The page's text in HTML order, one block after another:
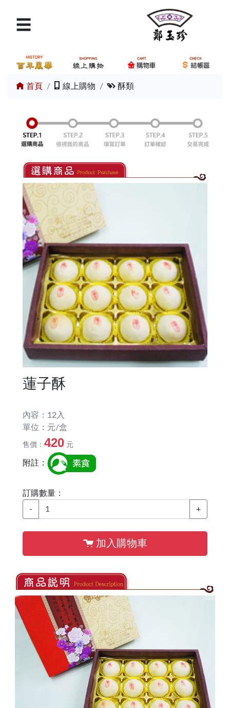
×
購物車
我要結帳
交通路線
訂單查詢
☰
首頁 線上購物 酥類
蓮子酥
內容：12入
單位：元/盒
售價：420 元
附註：
訂購數量：
-
+
加入購物車